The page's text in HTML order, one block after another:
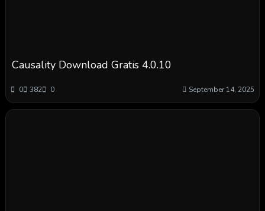
Causality Download Gratis 4.0.10
0 382 0 September 14, 2025